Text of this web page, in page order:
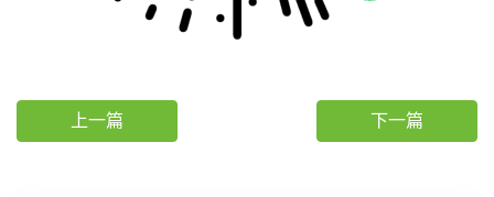
上一篇 下一篇